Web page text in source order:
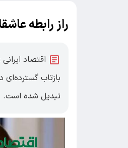
راز رابطه
اقتصاد
بازتاب
تبدیل شده است.